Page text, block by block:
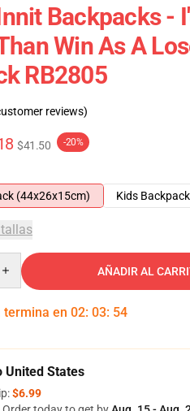
Backpacks -
Win As A
RB2805
reviews)
$41.50 -20%
(44x26x15cm)
Kids
AÑADIR AL
termina en 02: 03: 53
United States
$6.99